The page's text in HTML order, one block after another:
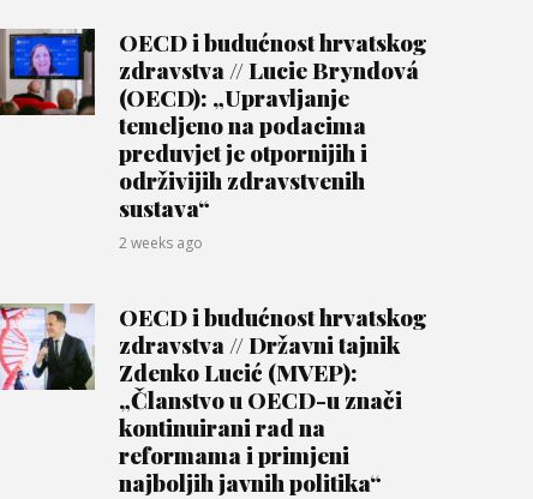
OECD i budućnost hrvatskog
zdravstva // Lucie Bryndová
(OECD): „Upravljanje
temeljeno na podacima
preduvjet je otpornijih i
održivijih zdravstvenih
sustava“
2 weeks ago
OECD i budućnost hrvatskog
zdravstva // Državni tajnik
Zdenko Lucić (MVEP):
„Članstvo u OECD-u znači
kontinuirani rad na
reformama i primjeni
najboljih javnih politika“